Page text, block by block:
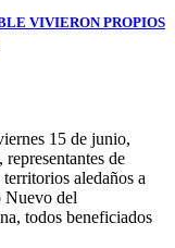
VIVIERON PROPIOS
15 de junio,
de
aledaños a
Nuevo del
todos beneficiados